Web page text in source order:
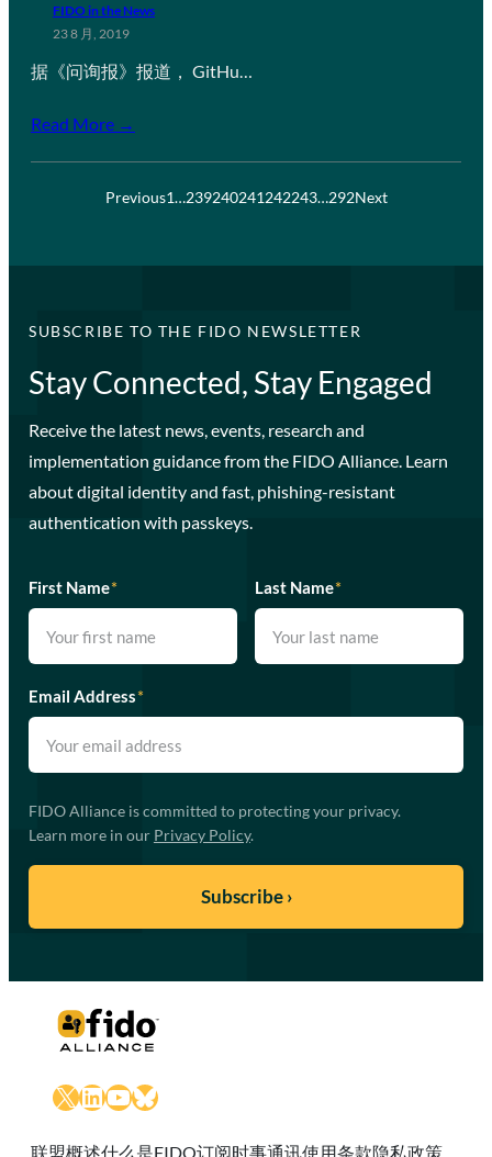
FIDO in the News
23 8 月, 2019
据《问询报》报道， GitHu…
Read More →
Previous1…239240241242243…292Next
SUBSCRIBE TO THE FIDO NEWSLETTER
Stay Connected, Stay Engaged
Receive the latest news, events, research and
implementation guidance from the FIDO Alliance. Learn
about digital identity and fast, phishing-resistant
authentication with passkeys.
First Name* Last Name*
Email Address*
FIDO Alliance is committed to protecting your privacy.
Learn more in our Privacy Policy.
X LinkedIn
YouTube
Bluesky
联盟概述什么是FIDO订阅时事通讯使用条款隐私政策